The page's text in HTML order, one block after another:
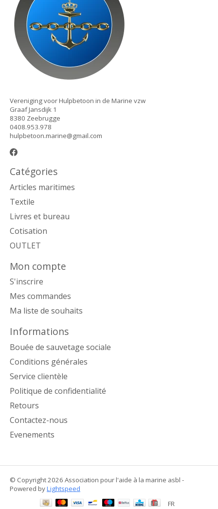
Vereniging voor Hulpbetoon in de Marine vzw
Graaf Jansdijk 1
8380 Zeebrugge
0408.953.978
hulpbetoon.marine@gmail.com
Catégories
Articles maritimes
Textile
Livres et bureau
Cotisation
OUTLET
Mon compte
S'inscrire
Mes commandes
Ma liste de souhaits
Informations
Bouée de sauvetage sociale
Conditions générales
Service clientèle
Politique de confidentialité
Retours
Contactez-nous
Evenements
© Copyright 2026 Association pour l'aide à la marine asbl -
Powered byLightspeed
FR